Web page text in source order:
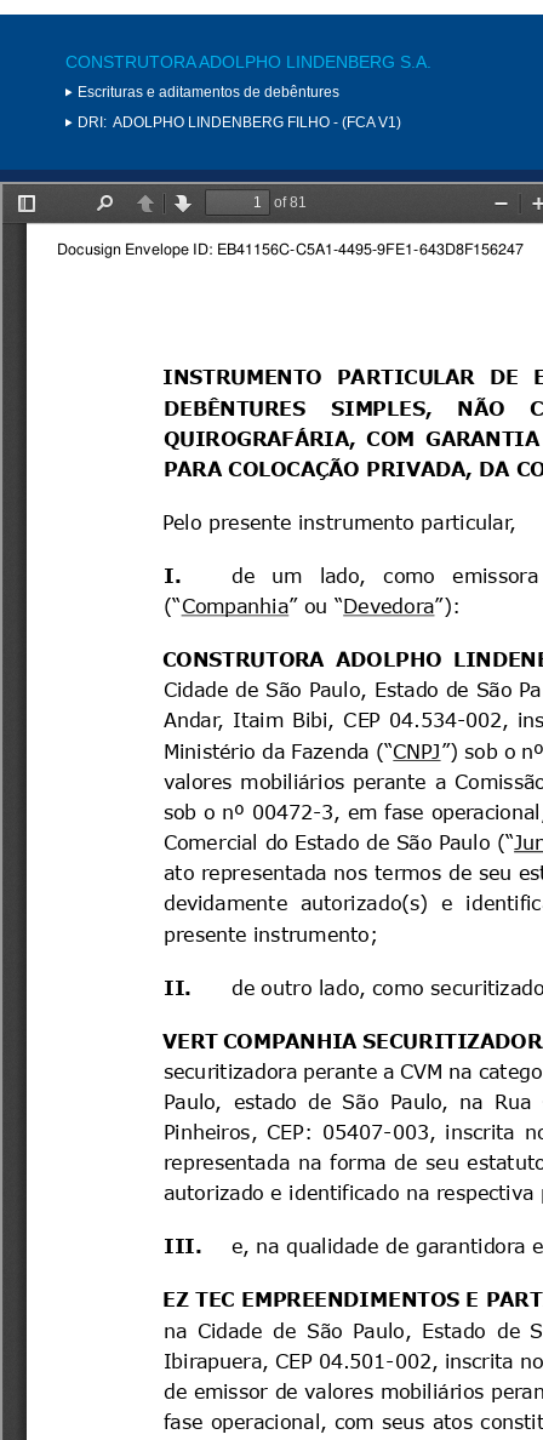
CONSTRUTORA ADOLPHO LINDENBERG S.A.
Escrituras e aditamentos de debêntures
DRI: ADOLPHO LINDENBERG FILHO - (FCA V1)